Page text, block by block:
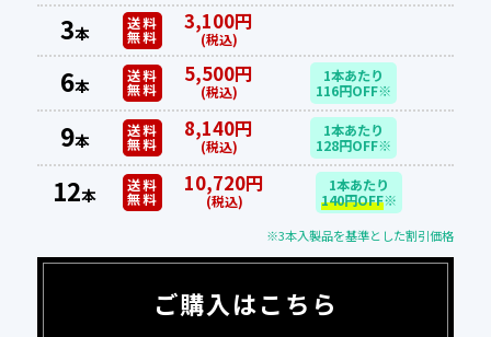
3本 送料
無料
3,100円
(税込)
6本 送料
無料
5,500円
(税込)
1本あたり
116円OFF※
9本 送料
無料
8,140円
(税込)
1本あたり
128円OFF※
12本 送料
無料
10,720円
(税込)
1本あたり
140円OFF※
※3本入製品を基準とした割引価格
ご購入はこちら